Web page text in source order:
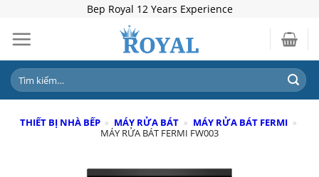
content
Bep Royal 12 Years Experience
Tìm
kiếm:
THIẾT BỊ NHÀ BẾP » MÁY RỬA BÁT » MÁY RỬA BÁT FERMI »
MÁY RỬA BÁT FERMI FW003